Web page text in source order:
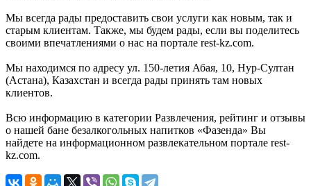
Мы всегда рады предоставить свои услуги как новым, так и
старым клиентам. Также, мы будем рады, если вы поделитесь
своими впечатлениями о нас на портале rest-kz.com.
Мы находимся по адресу ул. 150-летия Абая, 10, Нур-Султан
(Астана), Казахстан и всегда рады принять там новых
клиентов.
Всю информацию в категории Развлечения, рейтинг и отзывы
о нашей бане безалкогольных напитков «Фазенда» Вы
найдете на информационном развлекательном портале rest-
kz.com.